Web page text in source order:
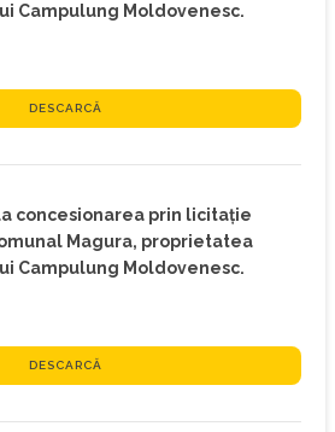
Campulung Moldovenesc.
DESCARCĂ
concesionarea prin licitaţie
Magura, proprietatea
Campulung Moldovenesc.
DESCARCĂ